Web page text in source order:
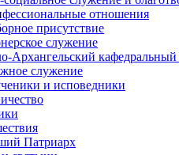
отношения
присутствие
служение
Архангельский кафедральный
служение
и исповедники
Патриарх